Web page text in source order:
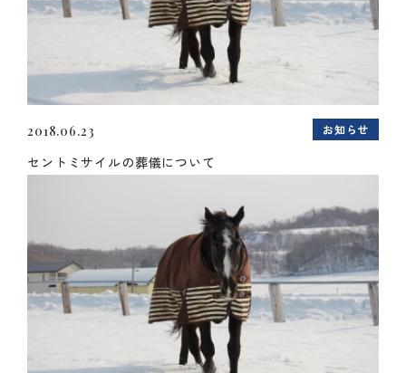
2018.06.23 お知らせ
セントミサイルの葬儀について